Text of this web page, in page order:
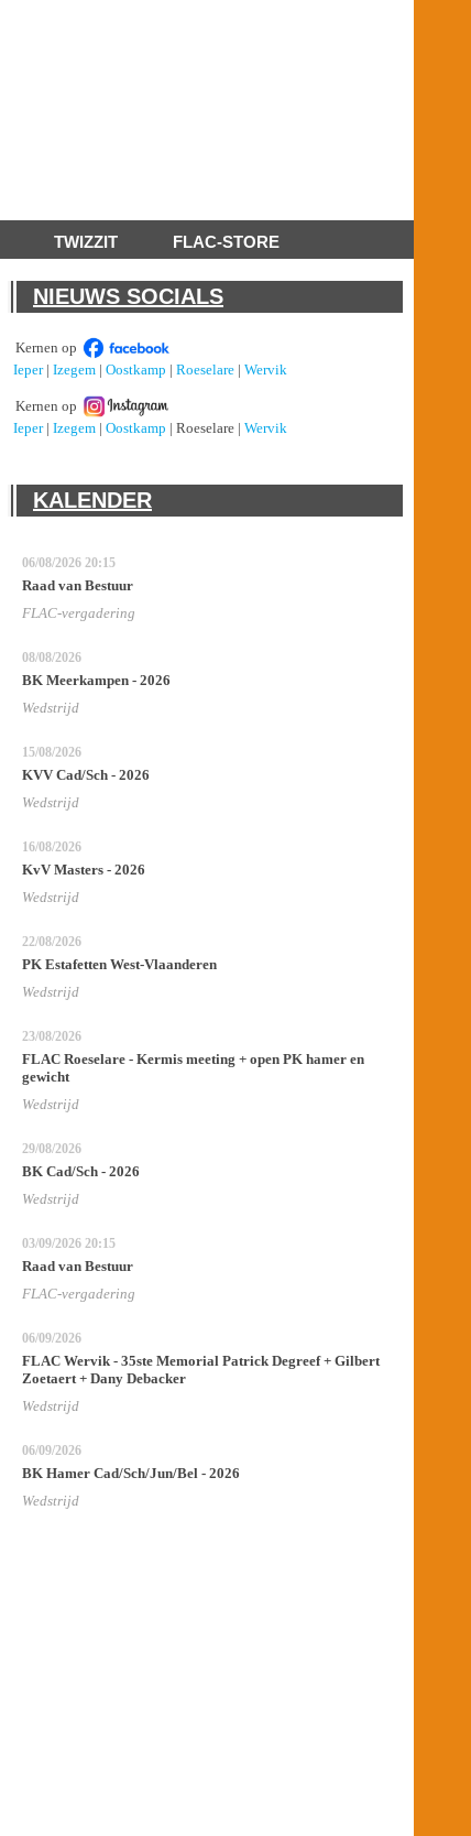
TWIZZIT FLAC-STORE
NIEUWS SOCIALS
Kernen op
Ieper| Izegem | Oostkamp | Roeselare | Wervik
Kernen op
Ieper| Izegem | Oostkamp | Roeselare | Wervik
KALENDER
06/08/2026 20:15
Raad van Bestuur
FLAC-vergadering
08/08/2026
BK Meerkampen - 2026
Wedstrijd
15/08/2026
KVV Cad/Sch - 2026
Wedstrijd
16/08/2026
KvV Masters - 2026
Wedstrijd
22/08/2026
PK Estafetten West-Vlaanderen
Wedstrijd
23/08/2026
FLAC Roeselare - Kermis meeting + open PK hamer en
gewicht
Wedstrijd
29/08/2026
BK Cad/Sch - 2026
Wedstrijd
03/09/2026 20:15
Raad van Bestuur
FLAC-vergadering
06/09/2026
FLAC Wervik - 35ste Memorial Patrick Degreef + Gilbert
Zoetaert + Dany Debacker
Wedstrijd
06/09/2026
BK Hamer Cad/Sch/Jun/Bel - 2026
Wedstrijd